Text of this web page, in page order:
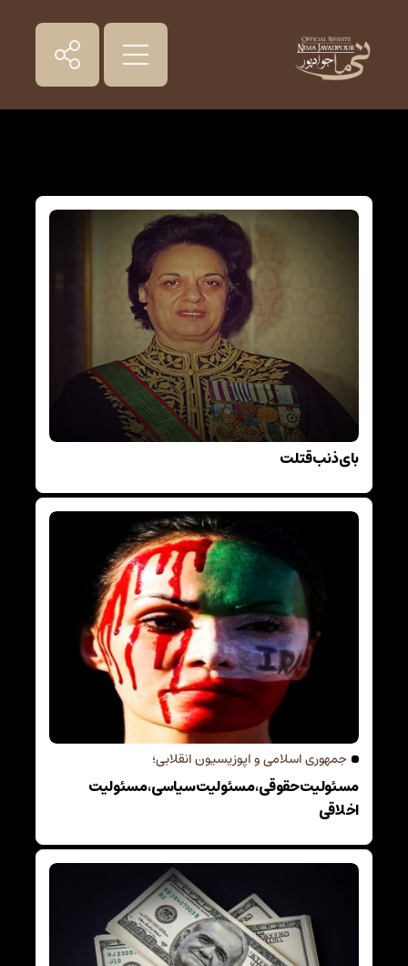
بای ذنب قتلت
جمهوری اسلامی و اپوزیسیون انقلابی؛
مسئولیت حقوقی، مسئولیت سیاسی، مسئولیت
اخلاقی